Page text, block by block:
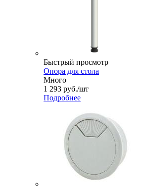
Быстрый просмотр
Опора для стола
Много
1 293 руб./шт
Подробнее